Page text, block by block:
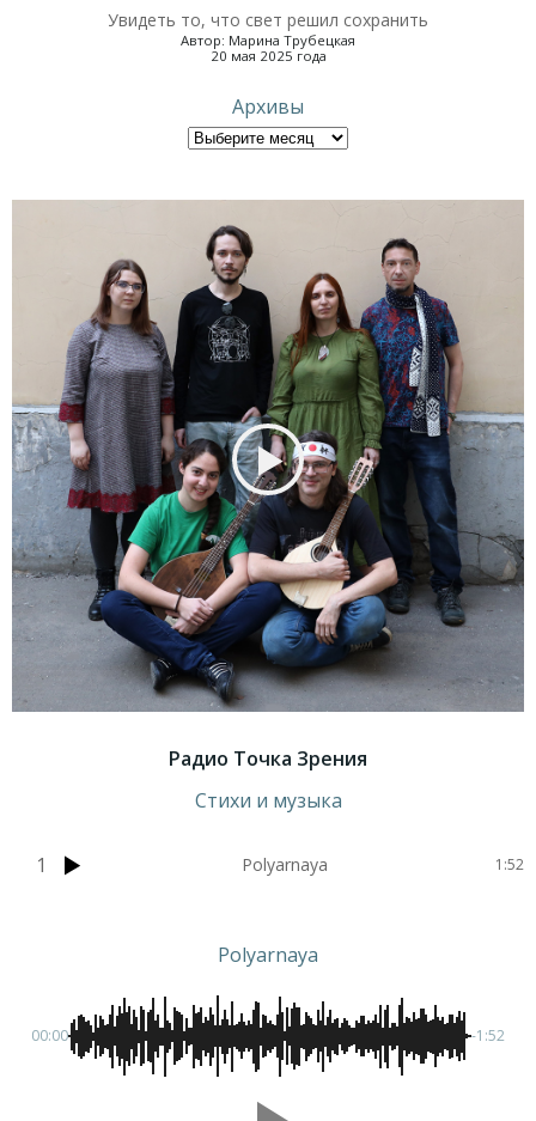
Увидеть то, что свет решил сохранить
Автор: Марина Трубецкая
20 мая 2025 года
Архивы
Радио Точка Зрения
Стихи и музыка
1 Polyarnaya 1:52
Polyarnaya
00:00 -1:52